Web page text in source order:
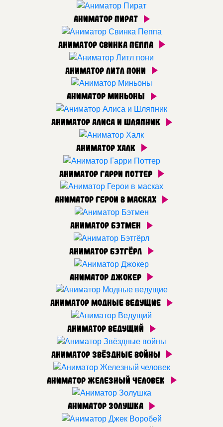
Аниматор Пират
Аниматор Свинка Пеппа
Аниматор Литл пони
Аниматор Миньоны
Аниматор Алиса и Шляпник
Аниматор Халк
Аниматор Гарри Поттер
Аниматор Герои в масках
Аниматор Бэтмен
Аниматор Бэтгёрл
Аниматор Джокер
Аниматор Модные ведущие
Аниматор Ведущий
Аниматор Звёздные войны
Аниматор Железный человек
Аниматор Золушка